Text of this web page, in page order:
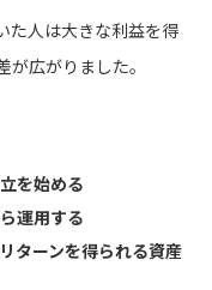
た人は大きな利益を得
広がりました。
を始める
運用する
ターンを得られる資産